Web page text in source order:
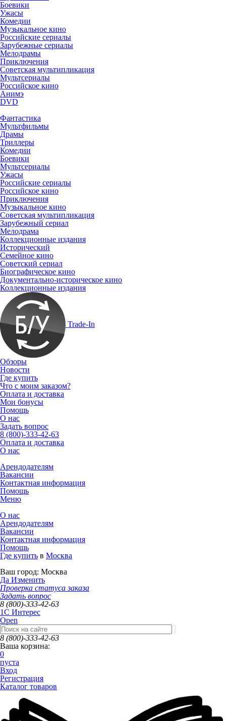
Боевики
Ужасы
Комедии
Музыкальное кино
Российские сериалы
Зарубежные сериалы
Мелодрамы
Приключения
Советская мультипликация
Мультсериалы
Российское кино
Анимэ
DVD
Фантастика
Мультфильмы
Драмы
Триллеры
Комедии
Боевики
Мультсериалы
Ужасы
Российские сериалы
Российское кино
Приключения
Музыкальное кино
Советская мультипликация
Зарубежный сериал
Мелодрама
Коллекционные издания
Исторический
Семейное кино
Советский сериал
Биографическое кино
Документально-историческое кино
Коллекционные издания
Trade-In
Обзоры
Новости
Где купить
Что с моим заказом?
Оплата и доставка
Мои бонусы
Помощь
О нас
Задать вопрос
8 (800)-333-42-63
Оплата и доставка
О нас
Арендодателям
Вакансии
Контактная информация
Помощь
Меню
О нас
Арендодателям
Вакансии
Контактная информация
Помощь
Где купить в Москва
Ваш город: Москва
Да Изменить
Проверка статуса заказа
Задать вопрос
8 (800)-333-42-63
1C Интерес
Open
8 (800)-333-42-63
Ваша корзина:
0
пуста
Вход
Регистрация
Каталог товаров